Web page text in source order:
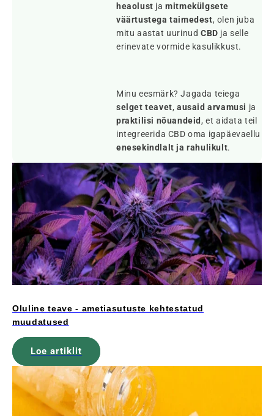
heaolust jamitmekülgsete
väärtustega taimedest, olen juba
mitu aastat uurinud CBD ja selle
erinevate vormide kasulikkust.
Minu eesmärk? Jagada teiega
selget teavet,ausaid arvamusi ja
praktilisi nõuandeid, et aidata teil
integreerida CBD oma igapäevaellu
enesekindlalt ja rahulikult.
Oluline teave - ametiasutuste kehtestatud
muudatused
Loe artiklit